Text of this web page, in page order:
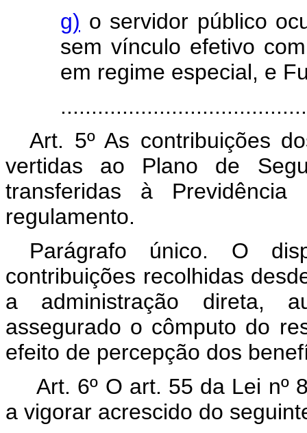
g) o servidor público
sem vínculo efetivo
em regime especial, e
Art. 5º As contribuições
vertidas ao Plano de
transferidas à
regulamento.
Parágrafo único. O
contribuições recolhidas
a administração direta,
assegurado o cômputo do
efeito de percepção dos
Art. 6º O art. 55 da Lei nº
a vigorar acrescido do